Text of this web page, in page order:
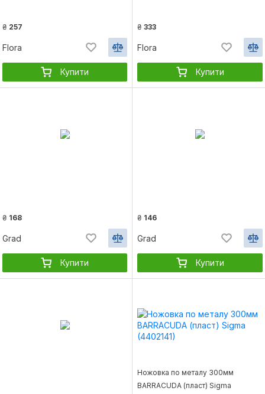
₴ 257
Flora
Купити
₴ 333
Flora
Купити
₴ 168
Grad
Купити
₴ 146
Grad
Купити
Ножовка по металу 300мм
BARRACUDA (пласт) Sigma